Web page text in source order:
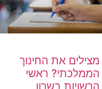
מצילים את החינוך
הממלכתי? ראשי
הרשויות בשרון